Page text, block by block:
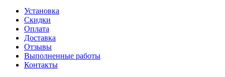
Установка
Скидки
Оплата
Доставка
Отзывы
Выполненные работы
Контакты